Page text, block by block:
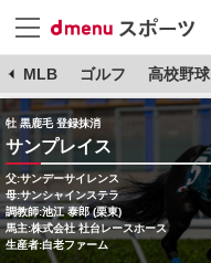
MLB ゴルフ 高校野球
牡 黒鹿毛 登録抹消
サンプレイス
父:サンデーサイレンス
母:サンシャインステラ
調教師:池江 泰郎 (栗東)
馬主:株式会社 社台レースホース
生産者:白老ファーム